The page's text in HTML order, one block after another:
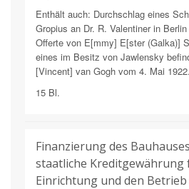
Enthält auch: Durchschlag eines
Gropius an Dr. R. Valentiner in
Offerte von E[mmy] E[ster (Galka)]
eines im Besitz von Jawlensky
[Vincent] van Gogh vom 4. Mai 1922.
15 Bl.
Finanzierung des
staatliche Kreditgewährung
Einrichtung und den